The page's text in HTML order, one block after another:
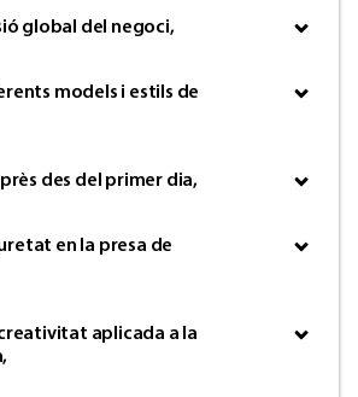
global del negoci,
models i estils de
des del primer dia,
en la presa de
aplicada a la